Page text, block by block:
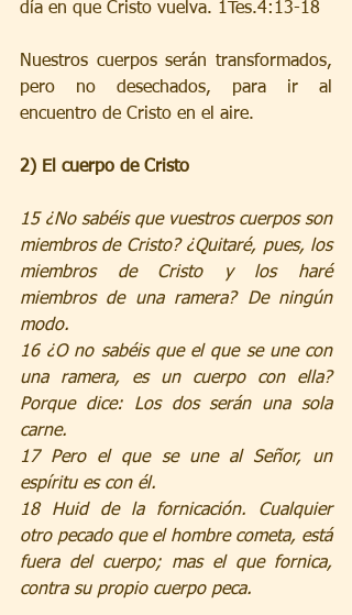
día en que Cristo vuelva. 1Tes.4:13-18
Nuestros cuerpos serán transformados,
pero no desechados, para ir al
encuentro de Cristo en el aire.
2) El cuerpo de Cristo
15 ¿No sabéis que vuestros cuerpos son
miembros de Cristo? ¿Quitaré, pues, los
miembros de Cristo y los haré
miembros de una ramera? De ningún
modo.
16 ¿O no sabéis que el que se une con
una ramera, es un cuerpo con ella?
Porque dice: Los dos serán una sola
carne.
17 Pero el que se une al Señor, un
espíritu es con él.
18 Huid de la fornicación. Cualquier
otro pecado que el hombre cometa, está
fuera del cuerpo; mas el que fornica,
contra su propio cuerpo peca.